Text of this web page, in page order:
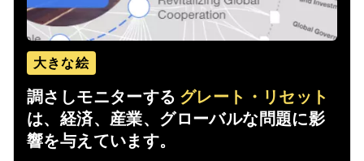
大きな絵
調さしモニターする グレート・リセット
は、経済、産業、グローバルな問題に影
響を与えています。